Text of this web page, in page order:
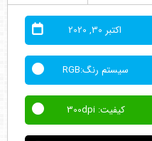
اکتبر 30, 2020
سیستم رنگ:RGB
کیفیت: 300dpi